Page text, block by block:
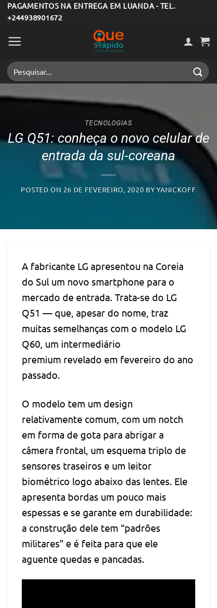
Skip
to
content
PAGAMENTOS NA ENTREGA EM LUANDA - TEL.
+244938901672
Pesquisar
por:
TECNOLOGIAS
LG Q51: conheça o novo celular de
entrada da sul-coreana
POSTED ON 26 DE FEVEREIRO, 2020 BYYANICKOFF
A fabricante LG apresentou na Coreia
do Sul um novo smartphone para o
mercado de entrada. Trata-se do LG
Q51 — que, apesar do nome, traz
muitas semelhanças com o modelo LG
Q60, um intermediário
premium revelado em fevereiro do ano
passado.
O modelo tem um design
relativamente comum, com um notch
em forma de gota para abrigar a
câmera frontal, um esquema triplo de
sensores traseiros e um leitor
biométrico logo abaixo das lentes. Ele
apresenta bordas um pouco mais
espessas e se garante em durabilidade:
a construção dele tem “padrões
militares” e é feita para que ele
aguente quedas e pancadas.